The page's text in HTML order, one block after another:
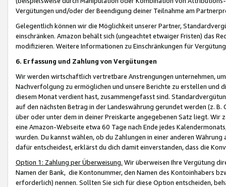
Vergütungen und/oder der Beendigung deiner Teilnahme am
Gelegentlich können wir die Möglichkeit unserer Partner,
einschränken. Amazon behält sich (ungeachtet etwaiger Fristen) das
modifizieren. Weitere Informationen zu Einschränkungen für
6. Erfassung und Zahlung von Vergütungen
Wir werden wirtschaftlich vertretbare Anstrengungen unternehmen,
Nachverfolgung zu ermöglichen und unsere Berichte zu erstellen und
diesem Monat verdient hast, zusammengefasst sind.
auf den nächsten Betrag in der Landeswährung gerundet werden (z.
über oder unter dem in deiner Preiskarte angegebenen Satz liegt.
eine Amazon-Webseite etwa 60 Tage nach Ende jedes
wurden. Du kannst wählen, ob du Zahlungen in einer anderen
dafür entscheidest, erklärst du dich damit einverstanden, dass die
Option 1: Zahlung per Überweisung. Wir überweisen Ihre Vergütung
Namen der Bank, die Kontonummer, den Namen des Kontoinhabers
erforderlich) nennen. Sollten Sie sich für diese Option entscheiden,